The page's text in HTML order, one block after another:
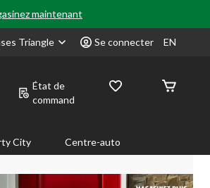
maintenant
Triangle Se connecter EN
État de
command
City Centre-auto